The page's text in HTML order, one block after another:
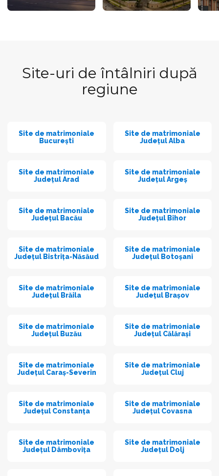
Site-uri de întâlniri după
regiune
Site de matrimoniale
București
Site de matrimoniale
Județul Alba
Site de matrimoniale
Județul Arad
Site de matrimoniale
Județul Argeș
Site de matrimoniale
Județul Bacău
Site de matrimoniale
Județul Bihor
Site de matrimoniale
Județul Bistrița-Năsăud
Site de matrimoniale
Județul Botoșani
Site de matrimoniale
Județul Brăila
Site de matrimoniale
Județul Brașov
Site de matrimoniale
Județul Buzău
Site de matrimoniale
Județul Călărași
Site de matrimoniale
Județul Caraș-Severin
Site de matrimoniale
Județul Cluj
Site de matrimoniale
Județul Constanța
Site de matrimoniale
Județul Covasna
Site de matrimoniale
Județul Dâmbovița
Site de matrimoniale
Județul Dolj